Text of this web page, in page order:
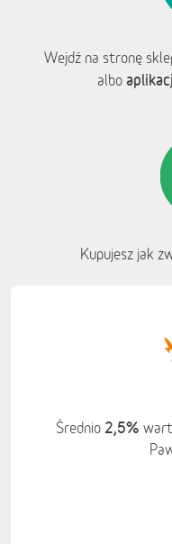
Wejdź na stronę
albo
Kupujesz jak
Średnio 2,5%